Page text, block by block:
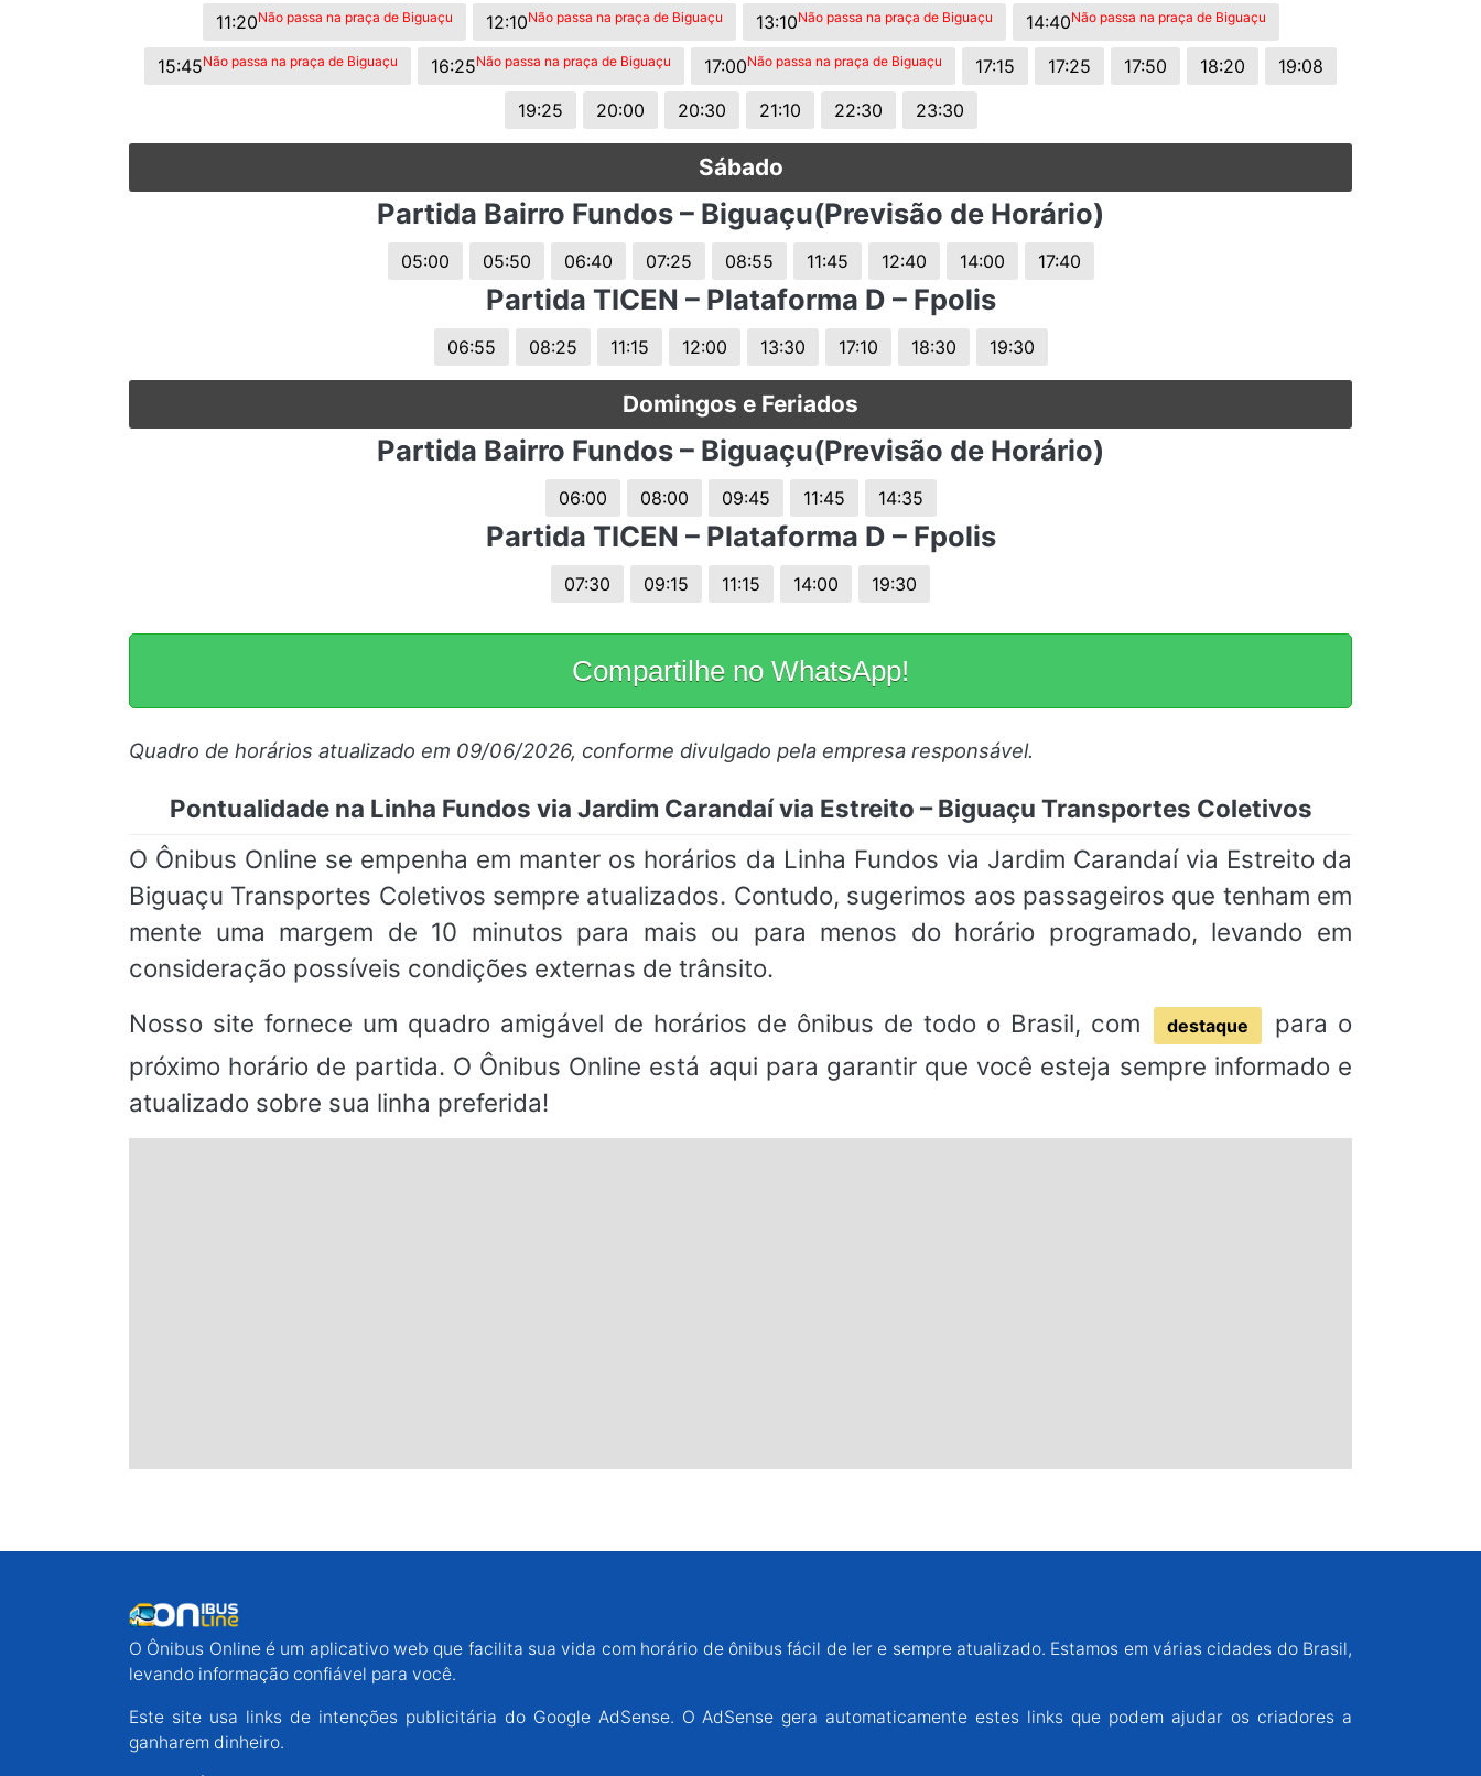
11:20Não passa na praça de Biguaçu 12:10Não passa na praça de Biguaçu 13:10Não passa na praça de Biguaçu 14:40Não passa na praça de Biguaçu
15:45Não passa na praça de Biguaçu 16:25Não passa na praça de Biguaçu 17:00Não passa na praça de Biguaçu 17:15 17:25 17:50 18:20
19:08
19:25
20:00 20:30 21:10 22:30 23:30
Sábado
Partida Bairro Fundos – Biguaçu(Previsão de Horário)
05:00 05:50 06:40 07:25 08:55 11:45 12:40 14:00 17:40
Partida TICEN – Plataforma D – Fpolis
06:55 08:25 11:15 12:00 13:30 17:10 18:30 19:30
Domingos e Feriados
Partida Bairro Fundos – Biguaçu(Previsão de Horário)
06:00 08:00 09:45 11:45 14:35
Partida TICEN – Plataforma D – Fpolis
07:30 09:15 11:15 14:00 19:30
Compartilhe no WhatsApp!
Quadro de horários atualizado em 09/06/2026, conforme divulgado pela empresa responsável.
Pontualidade na Linha Fundos via Jardim Carandaí via Estreito – Biguaçu Transportes Coletivos
O Ônibus Online se empenha em manter os horários da Linha Fundos via Jardim Carandaí via Estreito da
Biguaçu Transportes Coletivos sempre atualizados. Contudo, sugerimos aos passageiros que tenham em
mente uma margem de 10 minutos para mais ou para menos do horário programado, levando em
consideração possíveis condições externas de trânsito.
Nosso site fornece um quadro amigável de horários de ônibus de todo o Brasil, com
destaque
para o
próximo horário de partida. O Ônibus Online está aqui para garantir que você esteja sempre informado e
atualizado sobre sua linha preferida!
O Ônibus Online é um aplicativo web que facilita sua vida com horário de ônibus fácil de ler e sempre atualizado. Estamos em várias cidades do Brasil,
levando informação confiável para você.
Este site usa links de intenções publicitária do Google AdSense. O AdSense gera automaticamente estes links que podem ajudar os criadores a
ganharem dinheiro.